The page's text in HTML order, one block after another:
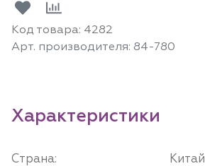
Код товара: 4282
Арт. производителя: 84-780
Характеристики
Страна: Китай